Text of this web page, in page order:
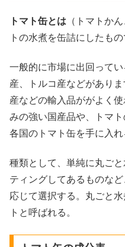
トマト缶とは （トマトか
トの水煮を缶詰にしたもの
一般的に市場に出回って
産、トルコ産などがあり
産などの輸入品ががよく
みの強い国産品や、トマ
各国のトマト缶を手に入れ
種類として、単純に丸ご
ティングしてあるものな
応じて選択する。丸ごと
トと呼ばれる。